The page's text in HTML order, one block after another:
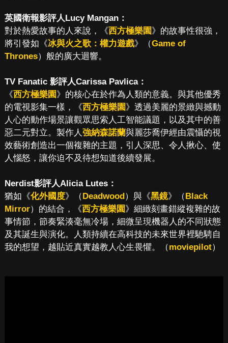
英國衛報影評人Lucy Mangan：
對於熱愛故事的人來說，《西方極樂園》的故事性很強，
將引發如《冰與火之歌：權力遊戲》（Game of
Thrones）般的廣大迴響。
TV Fanatic 影評人Carissa Pavlica：
《西方極樂園》的核心在於作為人類的意義。與其他優秀
的電視影集一樣，《西方極樂園》透過美麗的景緻與撼動
人心的動作場景讓觀眾思索人工智能議題，以及其中的善
惡二元對立。製作人強納森諾蘭與麗莎喬伊經由震懾的視
效藝術創造出一個複雜的主題，引人深思、令人揪心、使
人惱怒，讓你迫不及待想知道後續發展。
Nerdist影評人Alicia Lutes：
猶如《化外國度》（Deadwood）與《黑鏡》（Black
Mirror）的結合，《西方極樂園》細緻刻畫錯縱複雜的故
事情節，節奏緊湊毫無冷場，細微呈現機器人的不同狀態
及其誕生與演化。人類持續在高科技的未來世界裡馳騁自
我的想望，越貼近真實越教人心生畏懼。（moviepilot）